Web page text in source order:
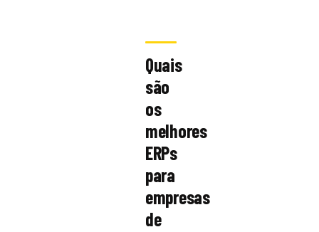
Quais
são
os
melhores
ERPs
para
empresas
de